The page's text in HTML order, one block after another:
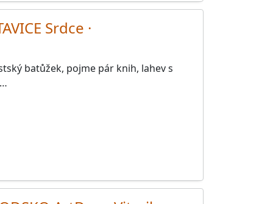
Srdce ·
batůžek, pojme pár knih, lahev s